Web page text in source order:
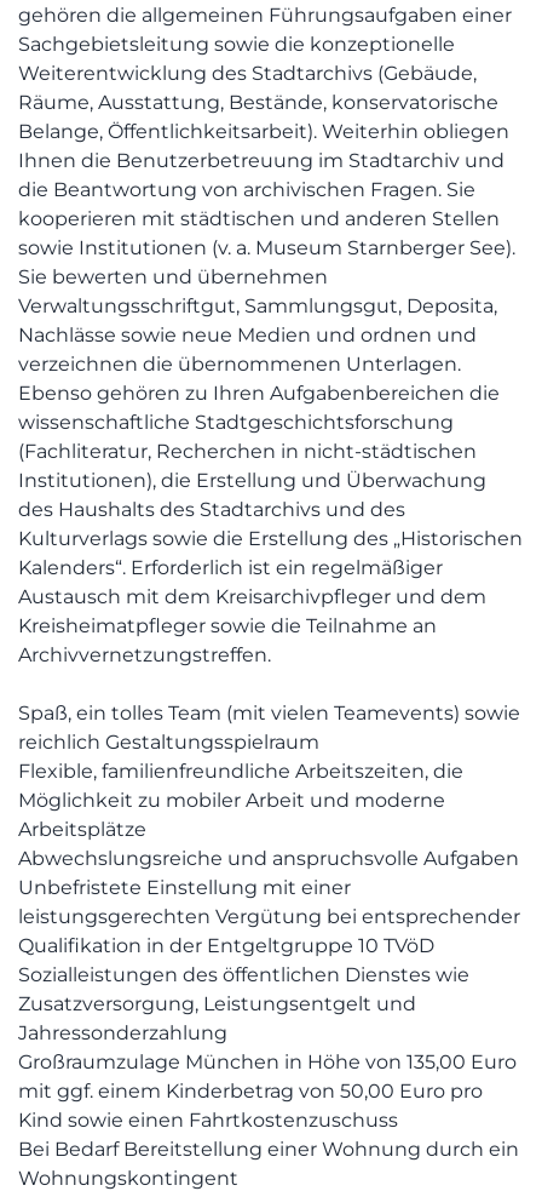
gehören die allgemeinen Führungsaufgaben einer
Sachgebietsleitung sowie die konzeptionelle
Weiterentwicklung des Stadtarchivs (Gebäude,
Räume, Ausstattung, Bestände, konservatorische
Belange, Öffentlichkeitsarbeit). Weiterhin obliegen
Ihnen die Benutzerbetreuung im Stadtarchiv und
die Beantwortung von archivischen Fragen. Sie
kooperieren mit städtischen und anderen Stellen
sowie Institutionen (v. a. Museum Starnberger See).
Sie bewerten und übernehmen
Verwaltungsschriftgut, Sammlungsgut, Deposita,
Nachlässe sowie neue Medien und ordnen und
verzeichnen die übernommenen Unterlagen.
Ebenso gehören zu Ihren Aufgabenbereichen die
wissenschaftliche Stadtgeschichtsforschung
(Fachliteratur, Recherchen in nicht-städtischen
Institutionen), die Erstellung und Überwachung
des Haushalts des Stadtarchivs und des
Kulturverlags sowie die Erstellung des „Historischen
Kalenders“. Erforderlich ist ein regelmäßiger
Austausch mit dem Kreisarchivpfleger und dem
Kreisheimatpfleger sowie die Teilnahme an
Archivvernetzungstreffen.
Spaß, ein tolles Team (mit vielen Teamevents) sowie
reichlich Gestaltungsspielraum
Flexible, familienfreundliche Arbeitszeiten, die
Möglichkeit zu mobiler Arbeit und moderne
Arbeitsplätze
Abwechslungsreiche und anspruchsvolle Aufgaben
Unbefristete Einstellung mit einer
leistungsgerechten Vergütung bei entsprechender
Qualifikation in der Entgeltgruppe 10 TVöD
Sozialleistungen des öffentlichen Dienstes wie
Zusatzversorgung, Leistungsentgelt und
Jahressonderzahlung
Großraumzulage München in Höhe von 135,00 Euro
mit ggf. einem Kinderbetrag von 50,00 Euro pro
Kind sowie einen Fahrtkostenzuschuss
Bei Bedarf Bereitstellung einer Wohnung durch ein
Wohnungskontingent